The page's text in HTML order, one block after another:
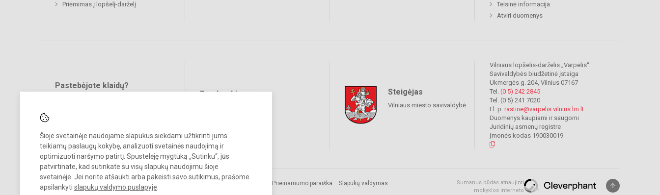
Šioje svetainėje naudojame slapukus siekdami užtikrinti jums
teikiamų paslaugų kokybę, analizuoti svetainės naudojimą ir
optimizuoti naršymo patirtį. Spustelėję mygtuką „Sutinku“, jūs
patvirtinate, kad sutinkate su visų slapukų naudojimu šioje
svetainėje. Jei norite atšaukti arba pakeisti savo sutikimus, prašome
apsilankyti slapukų valdymo puslapyje
Priėmimas į lopšelį-darželį
Teisinė informacija
Atviri duomenys
Pastebėjote klaidų?
Bendraukime Steigėjas
Vilniaus miesto savivaldybė
Vilniaus lopšelis-darželis „Varpelis“
Savivaldybės biudžetinė įstaiga
Ukmergės g. 204, Vilnius 07167
Tel. (0 5) 242 2845
Tel. (0 5) 241 7020
El. p. rastine@varpelis.vilnius.lm.lt
Duomenys kaupiami ir saugomi
Juridinių asmenų registre
Įmonės kodas 190030019
© 2023. Vilniaus lopšelis-darželis „Varpelis“. Visos teisės saugomos.
Kopijuoti turinį be raštiško įstaigos administracijos sutikimo griežtai
Prieinamumo paraiška Slapukų valdymas
Sumanus būdas atnaujinti
mokyklos interneto